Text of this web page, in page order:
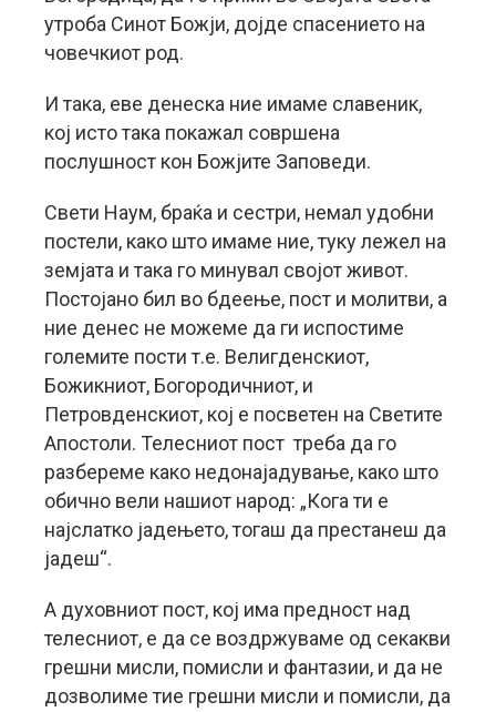
утроба Синот Божји, дојде спасението на
човечкиот род.
И така, еве денеска ние имаме славеник,
кој исто така покажал совршена
послушност кон Божјите Заповеди.
Свети Наум, браќа и сестри, немал удобни
постели, како што имаме ние, туку лежел на
земјата и така го минувал својот живот.
Постојано бил во бдеење, пост и молитви, а
ние денес не можеме да ги испостиме
големите пости т.е. Велигденскиот,
Божикниот, Богородичниот, и
Петровденскиот, кој е посветен на Светите
Апостоли. Телесниот пост треба да го
разбереме како недонајадување, како што
обично вели нашиот народ: „Кога ти е
најслатко јадењето, тогаш да престанеш да
јадеш“.
А духовниот пост, кој има предност над
телесниот, е да се воздржуваме од секакви
грешни мисли, помисли и фантазии, и да не
дозволиме тие грешни мисли и помисли, да